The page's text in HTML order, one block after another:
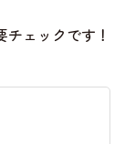
チェックです！